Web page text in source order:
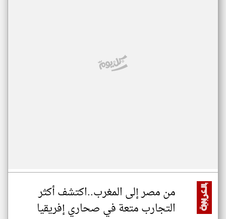
من مصر إلى المغرب..اكتشف أكثر
التجارب متعة في صحاري إفريقيا